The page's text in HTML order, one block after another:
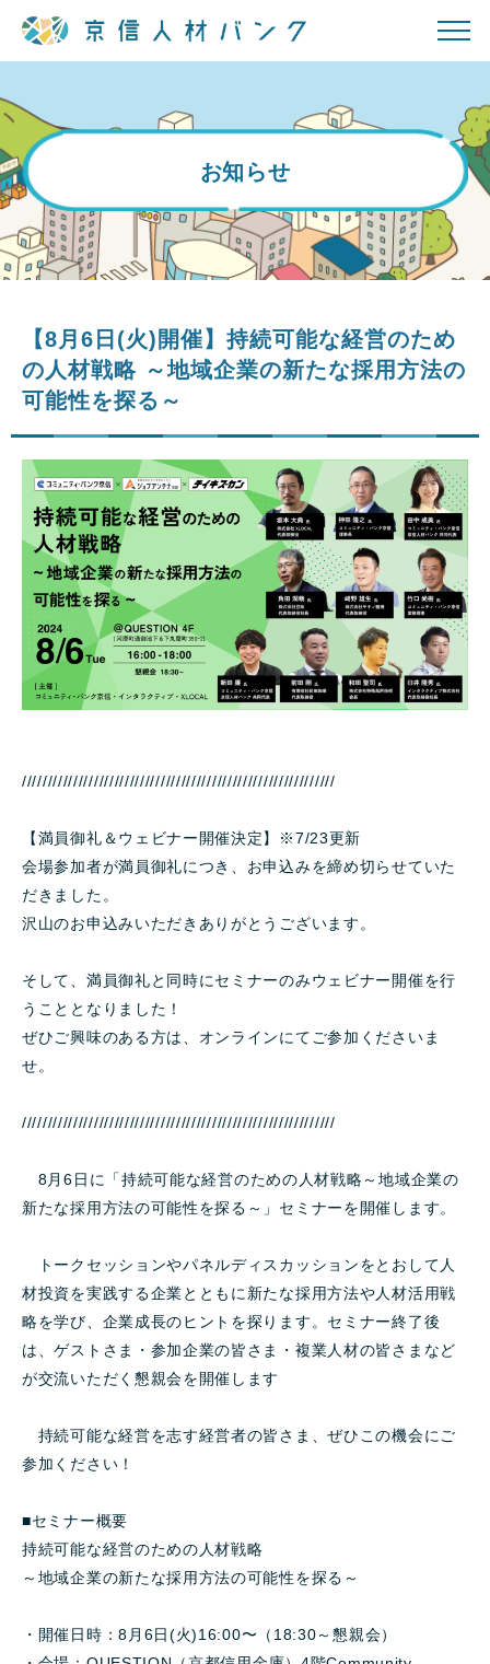
お知らせ
【8月6日(火)開催】持続可能な経営のため
の人材戦略 ～地域企業の新たな採用方法の
可能性を探る～
/////////////////////////////////////////////////////////////
【満員御礼＆ウェビナー開催決定】※7/23更新
会場参加者が満員御礼につき、お申込みを締め切らせていた
だきました。
沢山のお申込みいただきありがとうございます。
そして、満員御礼と同時にセミナーのみウェビナー開催を行
うこととなりました！
ぜひご興味のある方は、オンラインにてご参加くださいま
せ。
/////////////////////////////////////////////////////////////
8月6日に 「持続可能な経営のための人材戦略～地域企業の
新たな採用方法の可能性を探る～」 セミナーを開催します。
トークセッションやパネルディスカッションをとおして人
材投資を実践する企業とともに新たな採用方法や人材活用戦
略を学び、企業成長のヒントを探ります。セミナー終了後
は、ゲストさま・参加企業の皆さま・複業人材の皆さまなど
が交流いただく懇親会を開催します
持続可能な経営を志す経営者の皆さま、ぜひこの機会にご
参加ください！
■セミナー概要
持続可能な経営のための人材戦略
～地域企業の新たな採用方法の可能性を探る～
・開催日時：8月6日(火)16:00〜（18:30～懇親会）